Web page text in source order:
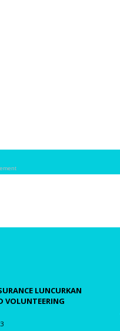
LUNCURKAN
VOLUNTEERING